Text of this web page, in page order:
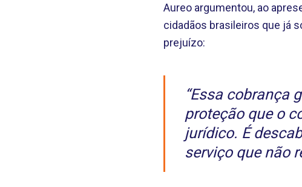
Aureo argumentou, ao
cidadãos brasileiros que já
prejuízo:
“Essa cobrança
proteção que o
jurídico. É
serviço que não